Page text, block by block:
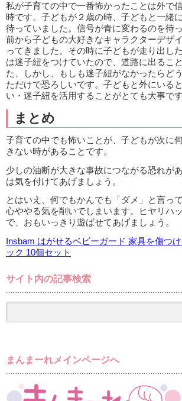
私が子育ての中で一番怖かったことは外で
時です。子どもが２歳の時、子どもと一緒
待っていました。信号が青に変わるのを待
前から子どもの大好きなキャラクターデザ
ってきました。その時に子どもが走り出し
は迷子紐をつけていたので、道路に出るこ
た、しかし、もしも迷子紐がなかったらど
ただけで恐ろしいです。子どもと外にいる
い・迷子紐を活用することがとても大事です
まとめ
子育ての中でも怖いことが、子どもが次に
きない時があることです。
少しの油断が大きな事故につながる恐れが
は気を付けてあげましょう。
とはいえ、何でもかんでも「ダメ」と言っ
心ややる気を削いでしまいます。ヒヤリハ
で、おもいっきり遊ばせてあげましょう。
Insbam はがせるベビーガード 家具を傷つ
ック 10個セット
サイト内の記事検索
まんまーれメインページへ